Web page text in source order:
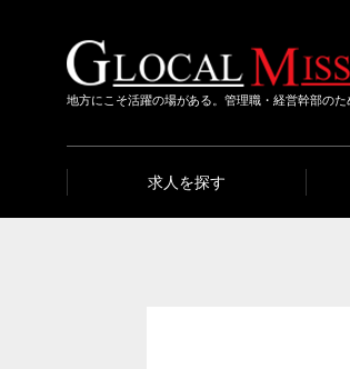
地方にこそ活躍の場がある。管理職・経営幹部の
求人を探す